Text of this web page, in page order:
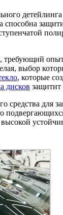
способна
выбор
, которые
дисков защитит
средства для